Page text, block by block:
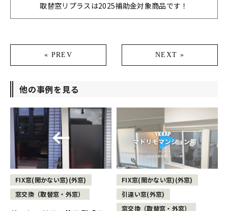
取替窓リプラスは2025補助金対象商品です！
« PREV NEXT »
他の事例を見る
FIX窓(開かない窓)(外窓)
窓交換（取替窓・外窓）
FIX窓(開かない窓)(外窓)
引違い窓(外窓)
窓交換（取替窓・外窓）